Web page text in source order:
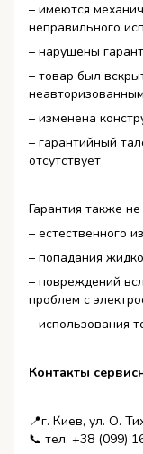
– имеются
неправильного
– нарушены
– товар был
– изменена
– гарантийный
отсутствует
Гарантия также
– естественного
– попадания
– повреждений
проблем с
– использования
Контакты
📍г. Киев, ул. О.
📞 тел. +38 (099)